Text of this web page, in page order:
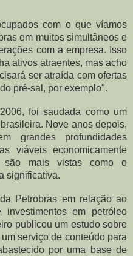
com o que víamos
em muitos simultâneos e
com a empresa. Isso
ativos atraentes, mas acho
ser atraída com ofertas
pré-sal, por exemplo".
foi saudada como um
Nove anos depois,
grandes profundidades
viáveis economicamente
mais vistas como o
significativa.
Petrobras em relação ao
em petróleo
publicou um estudo sobre
um serviço de conteúdo para
por uma base de